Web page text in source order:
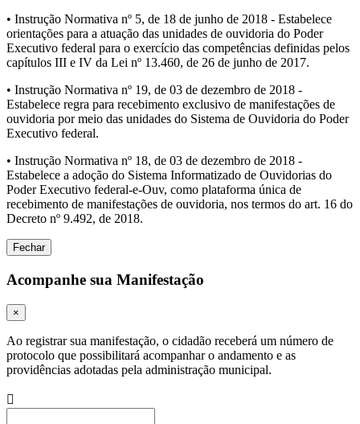
• Instrução Normativa nº 5, de 18 de junho de 2018 - Estabelece
orientações para a atuação das unidades de ouvidoria do Poder
Executivo federal para o exercício das competências definidas pelos
capítulos III e IV da Lei nº 13.460, de 26 de junho de 2017.
• Instrução Normativa nº 19, de 03 de dezembro de 2018 -
Estabelece regra para recebimento exclusivo de manifestações de
ouvidoria por meio das unidades do Sistema de Ouvidoria do Poder
Executivo federal.
• Instrução Normativa nº 18, de 03 de dezembro de 2018 -
Estabelece a adoção do Sistema Informatizado de Ouvidorias do
Poder Executivo federal-e-Ouv, como plataforma única de
recebimento de manifestações de ouvidoria, nos termos do art. 16 do
Decreto nº 9.492, de 2018.
Fechar
Acompanhe sua Manifestação
×
Ao registrar sua manifestação, o cidadão receberá um número de
protocolo que possibilitará acompanhar o andamento e as
providências adotadas pela administração municipal.